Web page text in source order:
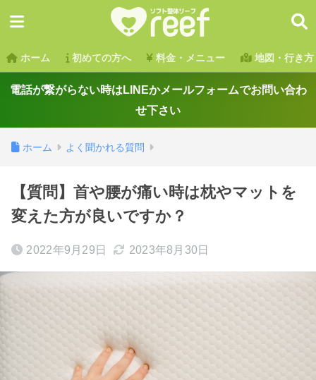
ホーム 初めての方へ 料金・メニュー 地図・行き方
電話が繋がらない時はLINEかメールフォームでお問い合わ
せ下さい
ホーム よく聞かれる質問
【質問】首や腰が痛い時は枕やマットを
変えた方が良いですか？
2022年9月29日 2023年8月30日